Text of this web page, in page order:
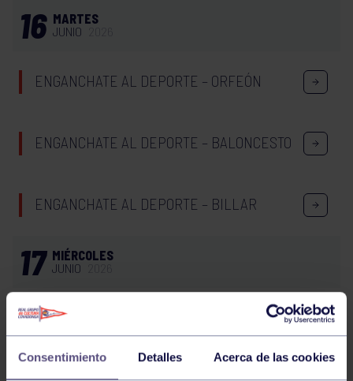
Consentimiento Detalles Acerca de las cookies
16 MARTES
JUNIO
ENGANCHATE AL DEPORTE – ORFEÓN
ENGANCHATE AL DEPORTE – BALONCESTO
ENGANCHATE AL DEPORTE – BILLAR
17 MIÉRCOLES
JUNIO
PILATES REFORMER 20:00. GRUPO BEGOÑA